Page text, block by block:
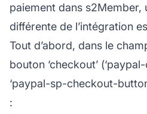
paiement dans s2Member,
différente de l’intégration
Tout d’abord, dans le
bouton ‘checkout’
‘paypal-sp-checkout-
: